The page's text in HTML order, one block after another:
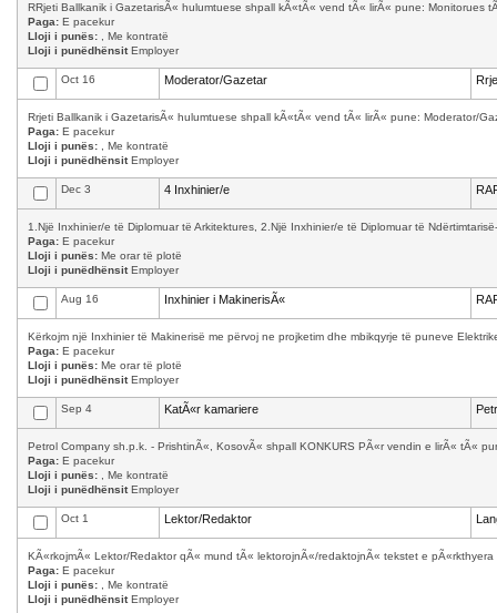
RRjeti Ballkanik i GazetarisÃ« hulumtuese shpall kÃ«tÃ« vend tÃ« lirÃ« pune: Monitorues
Paga: E pacekur
Lloji i punës: , Me kontratë
Lloji i punëdhënsitEmployer
Oct 16 Moderator/Gazetar
Rrjeti Ballkanik i GazetarisÃ« hulumtuese shpall kÃ«tÃ« vend tÃ« lirÃ« pune: Moderator/
Paga: E pacekur
Lloji i punës: , Me kontratë
Lloji i punëdhënsitEmployer
Dec 3 4 Inxhinier/e
1.Një Inxhinier/e të Diplomuar të Arkitektures, 2.Një Inxhinier/e të Diplomuar të
Paga: E pacekur
Lloji i punës: Me orar të plotë
Lloji i punëdhënsitEmployer
Aug 16 Inxhinier i MakinerisÃ«
Kërkojm një Inxhinier të Makinerisë me përvoj ne projketim dhe mbikqyrje të puneve
Paga: E pacekur
Lloji i punës: Me orar të plotë
Lloji i punëdhënsitEmployer
Sep 4 KatÃ«r kamariere
Petrol Company sh.p.k. - PrishtinÃ«, KosovÃ« shpall KONKURS PÃ«r vendin e lirÃ« tÃ«
Paga: E pacekur
Lloji i punës: , Me kontratë
Lloji i punëdhënsitEmployer
Oct 1 Lektor/Redaktor
KÃ«rkojmÃ« Lektor/Redaktor qÃ« mund tÃ« lektorojnÃ«/redaktojnÃ« tekstet e
Paga: E pacekur
Lloji i punës: , Me kontratë
Lloji i punëdhënsitEmployer